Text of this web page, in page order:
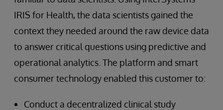
IRIS for Health, the data scientists gained the
context they needed around the raw device data
to answer critical questions using predictive and
operational analytics. The platform and smart
consumer technology enabled this customer to:
Conduct a decentralized clinical study